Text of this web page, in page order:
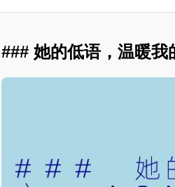
### 她的低语，温暖